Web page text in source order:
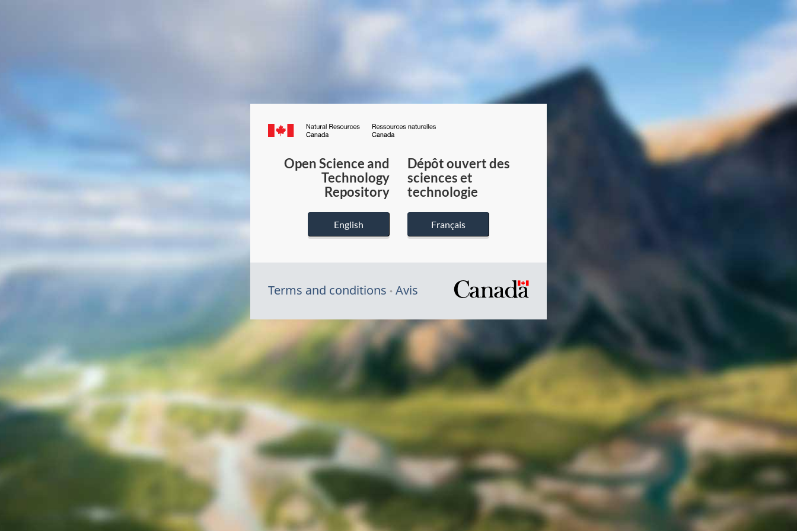
Canada.ca
du
Canada
Open Science and
Technology
Repository
English
Dépôt ouvert des
sciences et
technologie
Français
Terms and conditions Avis
/
gouvernement
du